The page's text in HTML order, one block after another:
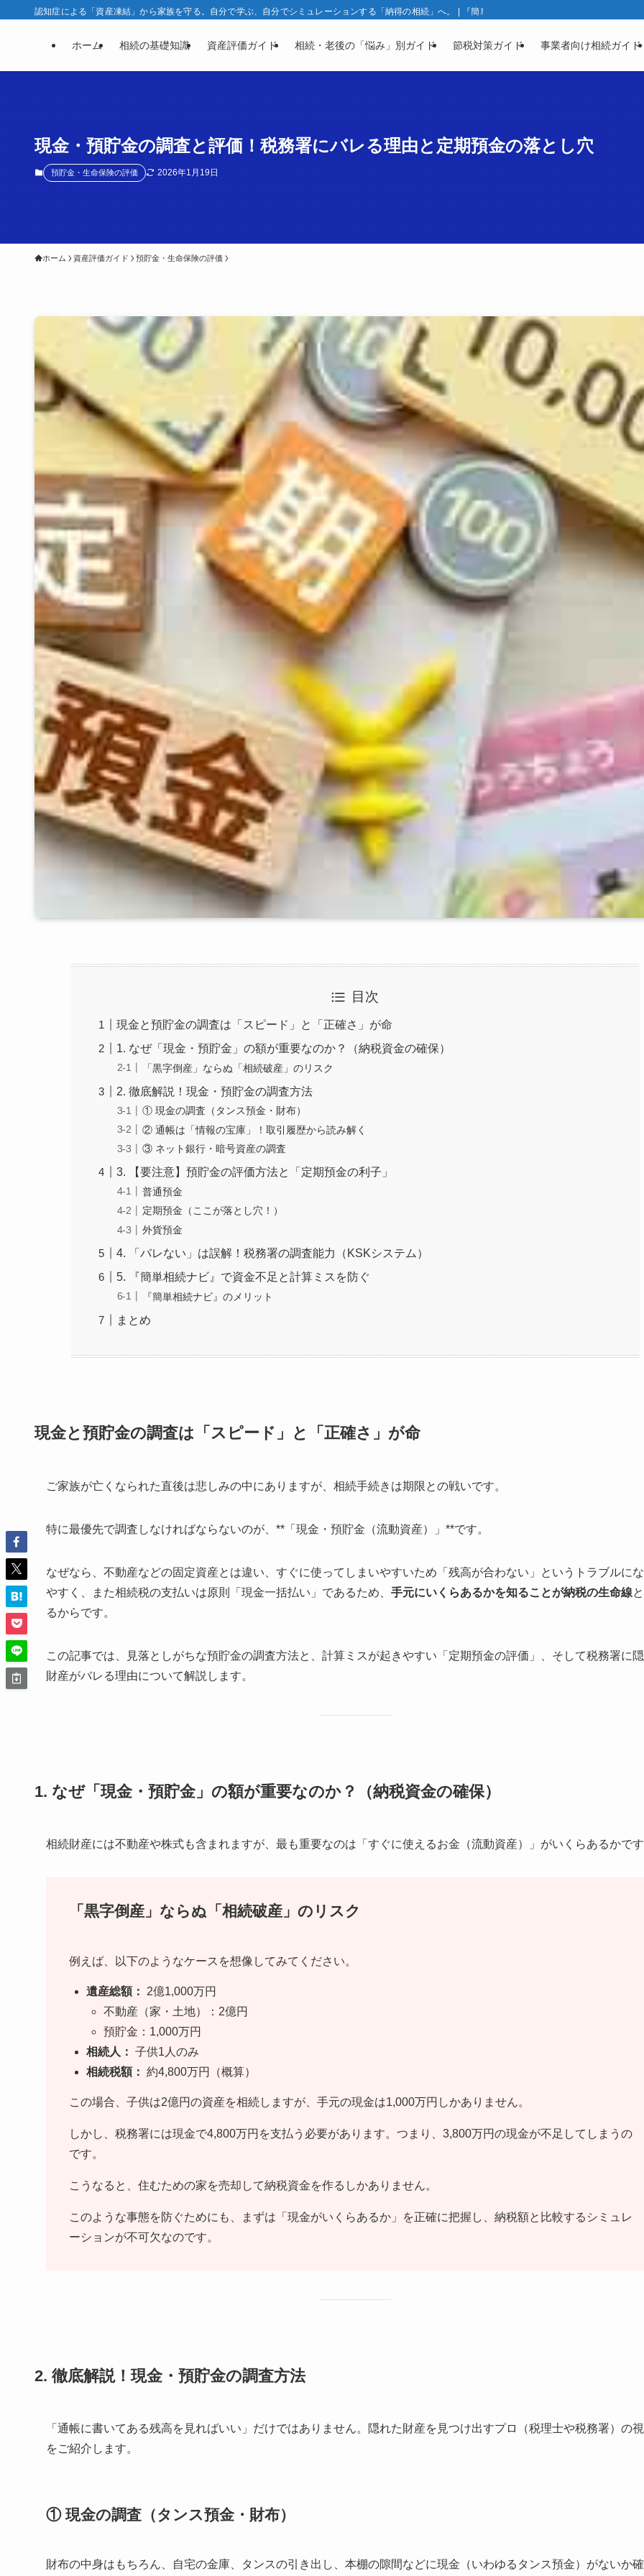
認知症による「資産凍結」から家族を守る。自分で学ぶ、自分でシミュレーションする「納得の相続」へ。 | 『簡単相続ナビ』製品ガイド | 相続と資産凍
ホーム 相続の基礎知識 資産評価ガイド 相続・老後の「悩み」別ガイド 節税対策ガイド 事業者向け相続ガイド
現金・預貯金の調査と評価！税務署にバレる理由と定期預金の落とし穴
預貯金・生命保険の評価 2026年1月19日
ホーム 資産評価ガイド 預貯金・生命保険の評価
目次
現金と預貯金の調査は「スピード」と「正確さ」が命
1. なぜ「現金・預貯金」の額が重要なのか？（納税資金の確保）
「黒字倒産」ならぬ「相続破産」のリスク
2. 徹底解説！現金・預貯金の調査方法
① 現金の調査（タンス預金・財布）
② 通帳は「情報の宝庫」！取引履歴から読み解く
③ ネット銀行・暗号資産の調査
3. 【要注意】預貯金の評価方法と「定期預金の利子」
普通預金
定期預金（ここが落とし穴！）
外貨預金
4. 「バレない」は誤解！税務署の調査能力（KSKシステム）
5. 『簡単相続ナビ』で資金不足と計算ミスを防ぐ
『簡単相続ナビ』のメリット
まとめ
現金と預貯金の調査は「スピード」と「正確さ」が命
ご家族が亡くなられた直後は悲しみの中にありますが、相続手続きは期限との戦いです。
特に最優先で調査しなければならないのが、**「現金・預貯金（流動資産）」**です。
なぜなら、不動産などの固定資産とは違い、すぐに使ってしまいやすいため「残高が合わない」というトラブルに
やすく、また相続税の支払いは原則「現金一括払い」であるため、 手元にいくらあるかを知ることが納税の生命線
るからです。
この記事では、見落としがちな預貯金の調査方法と、計算ミスが起きやすい「定期預金の評価」、そして税務署に
財産がバレる理由について解説します。
1. なぜ「現金・預貯金」の額が重要なのか？（納税資金の確保）
相続財産には不動産や株式も含まれますが、最も重要なのは「すぐに使えるお金（流動資産）」がいくらあるかで
「黒字倒産」ならぬ「相続破産」のリスク
例えば、以下のようなケースを想像してみてください。
遺産総額：
2億1,000万円
不動産（家・土地）：2億円
預貯金：1,000万円
相続人： 子供1人のみ
相続税額： 約4,800万円（概算）
この場合、子供は2億円の資産を相続しますが、手元の現金は1,000万円しかありません。
しかし、税務署には現金で4,800万円を支払う必要があります。つまり、3,800万円の現金が不足してしまうの
です。
こうなると、住むための家を売却して納税資金を作るしかありません。
このような事態を防ぐためにも、まずは「現金がいくらあるか」を正確に把握し、納税額と比較するシミュレ
ーションが不可欠なのです。
2. 徹底解説！現金・預貯金の調査方法
「通帳に書いてある残高を見ればいい」だけではありません。隠れた財産を見つけ出すプロ（税理士や税務署）の
をご紹介します。
① 現金の調査（タンス預金・財布）
財布の中身はもちろん、自宅の金庫、タンスの引き出し、本棚の隙間などに現金（いわゆるタンス預金）がないか